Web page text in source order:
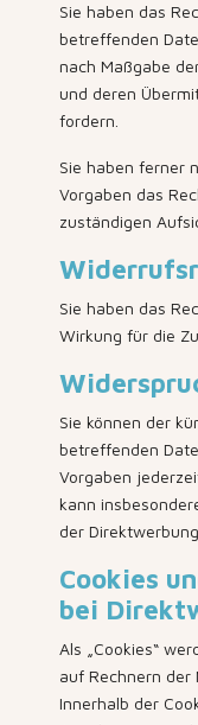
Sie haben das
betreffenden
nach Maßgabe
und deren
fordern.
Sie haben ferner
Vorgaben das
zuständigen
Sie haben das
Wirkung für die
Sie können der
betreffenden
Vorgaben
kann
der
Cookies
bei
Als „Cookies“
auf Rechnern der
Innerhalb der